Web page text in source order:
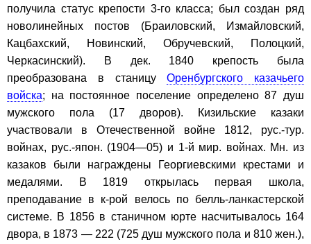
получила статус крепости 3-го класса; был создан ряд
новолинейных постов (Браиловский, Измайловский,
Кацбахский, Новинский, Обручевский, Полоцкий,
Черкасинский). В дек. 1840 крепость была
преобразована в станицуОренбургского казачьего
войска; на постоянное поселение определено 87 душ
мужского пола (17 дворов). Кизильские казаки
участвовали в Отечественной войне 1812, рус.-тур.
войнах, рус.-япон. (1904—05) и 1-й мир. войнах. Мн. из
казаков были награждены Георгиевскими крестами и
медалями. В 1819 открылась первая школа,
преподавание в к-рой велось по белль-ланкастерской
системе. В 1856 в станичном юрте насчитывалось 164
двора, в 1873 — 222 (725 душ мужского пола и 810 жен.),